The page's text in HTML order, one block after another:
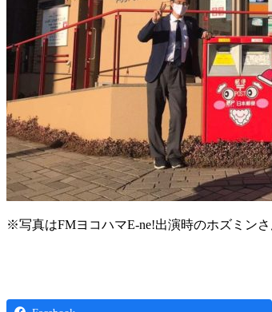
※写真はFMヨコハマE-ne!出演時のホズミンさ